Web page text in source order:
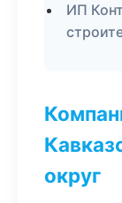
ИП
округ